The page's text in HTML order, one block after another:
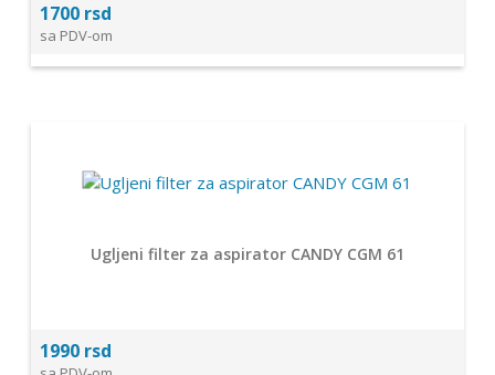
1700 rsd
sa PDV-om
Ugljeni filter za aspirator CANDY CGM 61
1990 rsd